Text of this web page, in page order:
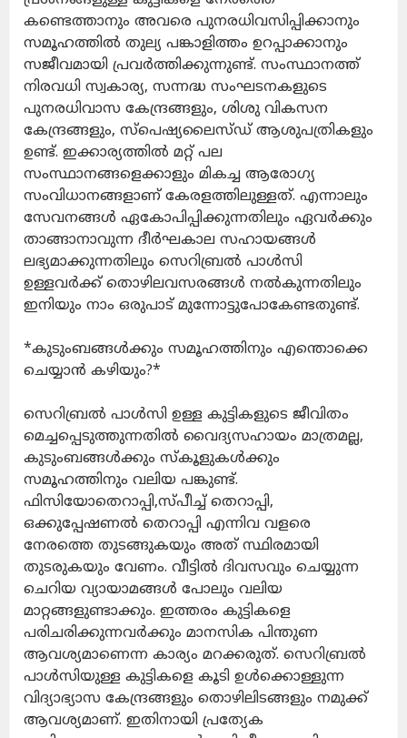
കണ്ടെത്താനും അവരെ പുനരധിവസിപ്പിക്കാനും
സമൂഹത്തിൽ തുല്യ പങ്കാളിത്തം ഉറപ്പാക്കാനും
സജീവമായി പ്രവർത്തിക്കുന്നുണ്ട്. സംസ്ഥാനത്ത്
നിരവധി സ്വകാര്യ, സന്നദ്ധ സംഘടനകളുടെ
പുനരധിവാസ കേന്ദ്രങ്ങളും, ശിശു വികസന
കേന്ദ്രങ്ങളും, സ്പെഷ്യലൈസ്ഡ് ആശുപത്രികളും
ഉണ്ട്. ഇക്കാര്യത്തിൽ മറ്റ് പല
സംസ്ഥാനങ്ങളെക്കാളും മികച്ച ആരോഗ്യ
സംവിധാനങ്ങളാണ് കേരളത്തിലുള്ളത്. എന്നാലും
സേവനങ്ങൾ ഏകോപിപ്പിക്കുന്നതിലും ഏവർക്കും
താങ്ങാനാവുന്ന ദീർഘകാല സഹായങ്ങൾ
ലഭ്യമാക്കുന്നതിലും സെറിബ്രൽ പാൾസി
ഉള്ളവർക്ക് തൊഴിലവസരങ്ങൾ നൽകുന്നതിലും
ഇനിയും നാം ഒരുപാട് മുന്നോട്ടുപോകേണ്ടതുണ്ട്.
*കുടുംബങ്ങൾക്കും സമൂഹത്തിനും എന്തൊക്കെ
ചെയ്യാൻ കഴിയും?*
സെറിബ്രൽ പാൾസി ഉള്ള കുട്ടികളുടെ ജീവിതം
മെച്ചപ്പെടുത്തുന്നതിൽ വൈദ്യസഹായം മാത്രമല്ല,
കുടുംബങ്ങൾക്കും സ്കൂളുകൾക്കും
സമൂഹത്തിനും വലിയ പങ്കുണ്ട്.
ഫിസിയോതെറാപ്പി,സ്പീച്ച് തെറാപ്പി,
ഒക്കുപ്പേഷണൽ തെറാപ്പി എന്നിവ വളരെ
നേരത്തെ തുടങ്ങുകയും അത് സ്ഥിരമായി
തുടരുകയും വേണം. വീട്ടിൽ ദിവസവും ചെയ്യുന്ന
ചെറിയ വ്യായാമങ്ങൾ പോലും വലിയ
മാറ്റങ്ങളുണ്ടാക്കും. ഇത്തരം കുട്ടികളെ
പരിചരിക്കുന്നവർക്കും മാനസിക പിന്തുണ
ആവശ്യമാണെന്ന കാര്യം മറക്കരുത്. സെറിബ്രൽ
പാൾസിയുള്ള കുട്ടികളെ കൂടി ഉൾക്കൊള്ളുന്ന
വിദ്യാഭ്യാസ കേന്ദ്രങ്ങളും തൊഴിലിടങ്ങളും നമുക്ക്
ആവശ്യമാണ്. ഇതിനായി പ്രത്യേക